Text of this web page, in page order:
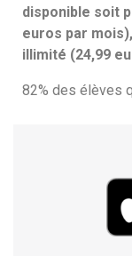
disponible soit
euros par
illimité (24,99
82% des élèves